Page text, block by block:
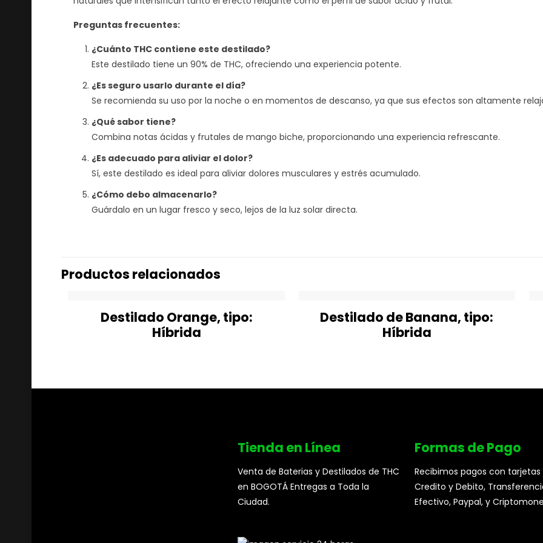
Preguntas frecuentes:
¿Cuánto THC contiene este destilado?
Este destilado tiene un 90% de THC, ofreciendo una experiencia potente.
¿Es seguro usarlo durante el día?
Se recomienda su uso por la noche o en momentos de descanso, ya que sus efectos son altamente
¿Qué sabor tiene?
Combina notas ácidas y frutales de mango biche, proporcionando una experiencia refrescante.
¿Es adecuado para aliviar el dolor?
Sí, este destilado es ideal para aliviar dolores musculares y estrés acumulado.
¿Cómo debo almacenarlo?
Guárdalo en un lugar fresco y seco, lejos de la luz solar directa.
Productos relacionados
Destilado Orange, tipo:
Híbrida
Destilado de Banana, tipo:
Híbrida
Tienda en Línea
Venta de Baterias y Destilados de THC
en BOGOTÁ Entregas a Toda la
Ciudad.
Formas de Pago
Recibimos pagos con tarjetas
Credito y Debito,
Efectivo, Paypal, y